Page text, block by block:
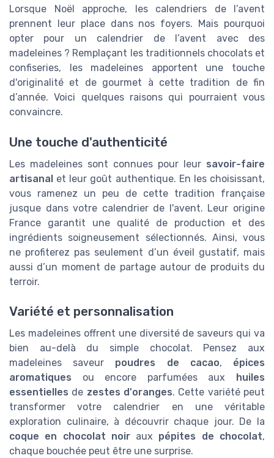
Lorsque Noël approche, les calendriers de l’avent
prennent leur place dans nos foyers. Mais pourquoi
opter pour un calendrier de l’avent avec des
madeleines ? Remplaçant les traditionnels chocolats et
confiseries, les madeleines apportent une touche
d'originalité et de gourmet à cette tradition de fin
d’année. Voici quelques raisons qui pourraient vous
convaincre.
Une touche d'authenticité
Les madeleines sont connues pour leur savoir-faire
artisanal et leur goût authentique. En les choisissant,
vous ramenez un peu de cette tradition française
jusque dans votre calendrier de l'avent. Leur origine
France garantit une qualité de production et des
ingrédients soigneusement sélectionnés. Ainsi, vous
ne profiterez pas seulement d’un éveil gustatif, mais
aussi d’un moment de partage autour de produits du
terroir.
Variété et personnalisation
Les madeleines offrent une diversité de saveurs qui va
bien au-delà du simple chocolat. Pensez aux
madeleines saveur poudres de cacao, épices
aromatiques ou encore parfumées aux huiles
essentielles de zestes d'oranges. Cette variété peut
transformer votre calendrier en une véritable
exploration culinaire, à découvrir chaque jour. De la
coque en chocolat noiraux pépites de chocolat,
chaque bouchée peut être une surprise.